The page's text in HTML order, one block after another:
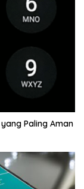
Paling Aman